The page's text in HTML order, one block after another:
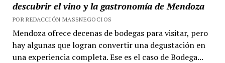
descubrir el vino y la gastronomía de Mendoza
POR REDACCIÓN MASSNEGOCIOS
Mendoza ofrece decenas de bodegas para visitar, pero
hay algunas que logran convertir una degustación en
una experiencia completa. Ese es el caso de Bodega...